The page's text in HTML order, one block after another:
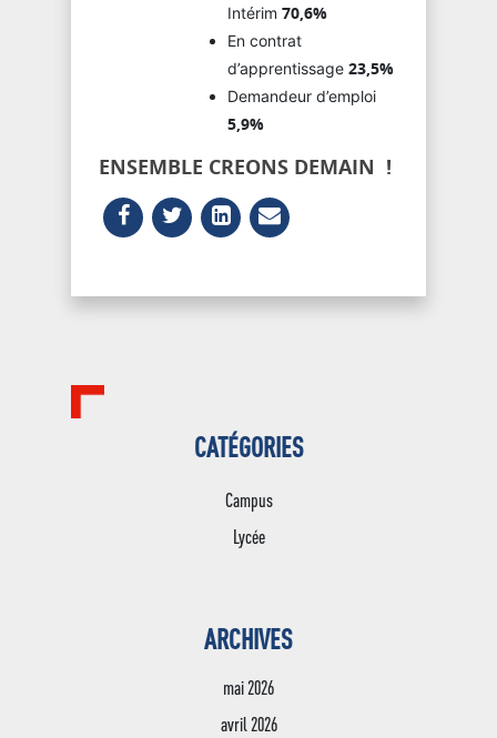
Intérim 70,6%
En contrat
d’apprentissage 23,5%
Demandeur d’emploi
5,9%
ENSEMBLE CREONS DEMAIN !
CATÉGORIES
Campus
Lycée
ARCHIVES
mai 2026
avril 2026